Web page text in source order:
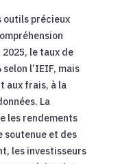
outils précieux
le taux de
l’IEIF, mais
aux frais, à la
La
les rendements
soutenue et des
les investisseurs